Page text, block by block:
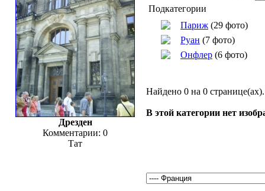
Дрезден
Комментарии: 0
Тат
Подкатегории
Париж (29 фото)
Руан (7 фото)
Онфлер (6 фото)
Найдено 0 на 0
В этой категории нет